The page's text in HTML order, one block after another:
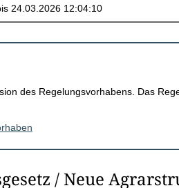
des Regelungsvorhabens. Das
/ Neue